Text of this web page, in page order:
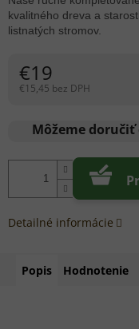
€19
€15,45 bez DPH
cena:
Môžeme doručiť
kvalitného dreva a
listnatých stromov.
Detailné informácie
Popis Hodnotenie